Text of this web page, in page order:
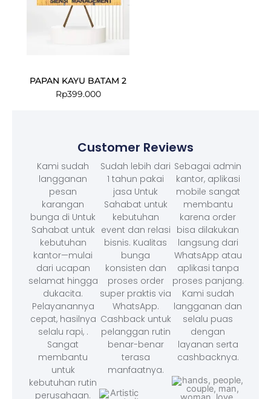
PAPAN KAYU BATAM 2
Rp399.000
Customer Reviews
Kami sudah
langganan
pesan
karangan
bunga di Untuk
Sahabat untuk
kebutuhan
kantor—mulai
dari ucapan
selamat hingga
dukacita.
Pelayanannya
cepat, hasilnya
selalu rapi, .
Sangat
membantu
untuk
kebutuhan rutin
perusahaan.
Sudah lebih dari
1 tahun pakai
jasa Untuk
Sahabat untuk
kebutuhan
event dan relasi
bisnis. Kualitas
bunga
konsisten dan
proses order
super praktis via
WhatsApp.
Cashback untuk
pelanggan rutin
benar-benar
terasa
manfaatnya.
Sebagai admin
kantor, aplikasi
mobile sangat
membantu
karena order
bisa dilakukan
langsung dari
WhatsApp atau
aplikasi tanpa
proses panjang.
Kami sudah
langganan dan
selalu puas
dengan
layanan serta
cashbacknya.